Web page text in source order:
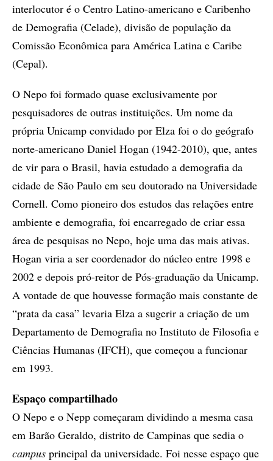
interlocutor é o Centro Latino-americano e Caribenho
de Demografia (Celade), divisão de população da
Comissão Econômica para América Latina e Caribe
(Cepal).
O Nepo foi formado quase exclusivamente por
pesquisadores de outras instituições. Um nome da
própria Unicamp convidado por Elza foi o do geógrafo
norte-americano Daniel Hogan (1942-2010), que, antes
de vir para o Brasil, havia estudado a demografia da
cidade de São Paulo em seu doutorado na Universidade
Cornell. Como pioneiro dos estudos das relações entre
ambiente e demografia, foi encarregado de criar essa
área de pesquisas no Nepo, hoje uma das mais ativas.
Hogan viria a ser coordenador do núcleo entre 1998 e
2002 e depois pró-reitor de Pós-graduação da Unicamp.
A vontade de que houvesse formação mais constante de
“prata da casa” levaria Elza a sugerir a criação de um
Departamento de Demografia no Instituto de Filosofia e
Ciências Humanas (IFCH), que começou a funcionar
em 1993.
Espaço compartilhado
O Nepo e o Nepp começaram dividindo a mesma casa
em Barão Geraldo, distrito de Campinas que sedia o
campus principal da universidade. Foi nesse espaço que